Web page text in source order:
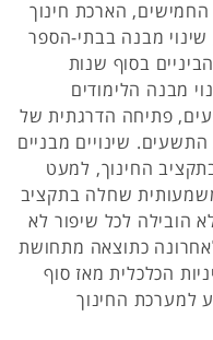
הארכת חינוך
הסקר, שינוי מבנה בבתי-הספר
בסוף שנות
מבנה הלימודים
פתיחה הדרגתית של
התשעים. שינויים מבניים
החינוך, למעט
הקפיצה המשמעותית שחלה בתקציב
ש"ח, לא הובילה לכל שיפור לא
כתוצאה מתחושת
הכלכלית מאז סוף
למערכת החינוך